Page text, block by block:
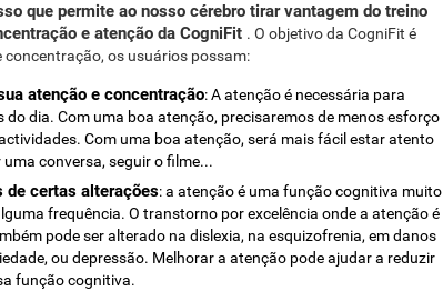
que permite ao nosso cérebro tirar vantagem do treino
e atenção da CogniFit . O objetivo da CogniFit é
concentração, os usuários possam:
atenção e concentração: A atenção é necessária para
dia. Com uma boa atenção, precisaremos de menos esforço
Com uma boa atenção, será mais fácil estar atento
conversa, seguir o filme...
de certas alterações: a atenção é uma função cognitiva muito
frequência. O transtorno por excelência onde a atenção é
pode ser alterado na dislexia, na esquizofrenia, em danos
ou depressão. Melhorar a atenção pode ajudar a reduzir
função cognitiva.